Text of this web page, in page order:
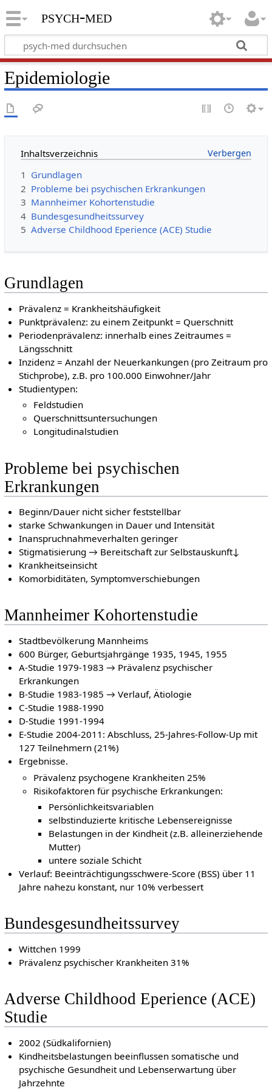
psych-med
Epidemiologie
Inhaltsverzeichnis
1 Grundlagen
2 Probleme bei psychischen Erkrankungen
3 Mannheimer Kohortenstudie
4 Bundesgesundheitssurvey
5 Adverse Childhood Eperience (ACE) Studie
Grundlagen
Prävalenz = Krankheitshäufigkeit
Punktprävalenz: zu einem Zeitpunkt = Querschnitt
Periodenprävalenz: innerhalb eines Zeitraumes =
Längsschnitt
Inzidenz = Anzahl der Neuerkankungen (pro Zeitraum pro
Stichprobe), z.B. pro 100.000 Einwohner/Jahr
Studientypen:
Feldstudien
Querschnittsuntersuchungen
Longitudinalstudien
Probleme bei psychischen
Erkrankungen
Beginn/Dauer nicht sicher feststellbar
starke Schwankungen in Dauer und Intensität
Inanspruchnahmeverhalten geringer
Stigmatisierung → Bereitschaft zur Selbstauskunft↓
Krankheitseinsicht
Komorbiditäten, Symptomverschiebungen
Mannheimer Kohortenstudie
Stadtbevölkerung Mannheims
600 Bürger, Geburtsjahrgänge 1935, 1945, 1955
A-Studie 1979-1983 → Prävalenz psychischer
Erkrankungen
B-Studie 1983-1985 → Verlauf, Ätiologie
C-Studie 1988-1990
D-Studie 1991-1994
E-Studie 2004-2011: Abschluss, 25-Jahres-Follow-Up mit
127 Teilnehmern (21%)
Ergebnisse.
Prävalenz psychogene Krankheiten 25%
Risikofaktoren für psychische Erkrankungen:
Persönlichkeitsvariablen
selbstinduzierte kritische Lebensereignisse
Belastungen in der Kindheit (z.B. alleinerziehende
Mutter)
untere soziale Schicht
Verlauf: Beeinträchtigungsschwere-Score (BSS) über 11
Jahre nahezu konstant, nur 10% verbessert
Bundesgesundheitssurvey
Wittchen 1999
Prävalenz psychischer Krankheiten 31%
Adverse Childhood Eperience (ACE)
Studie
2002 (Südkalifornien)
Kindheitsbelastungen beeinflussen somatische und
psychische Gesundheit und Lebenserwartung über
Jahrzehnte